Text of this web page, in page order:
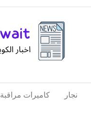
كاميرات مراقبة نجار